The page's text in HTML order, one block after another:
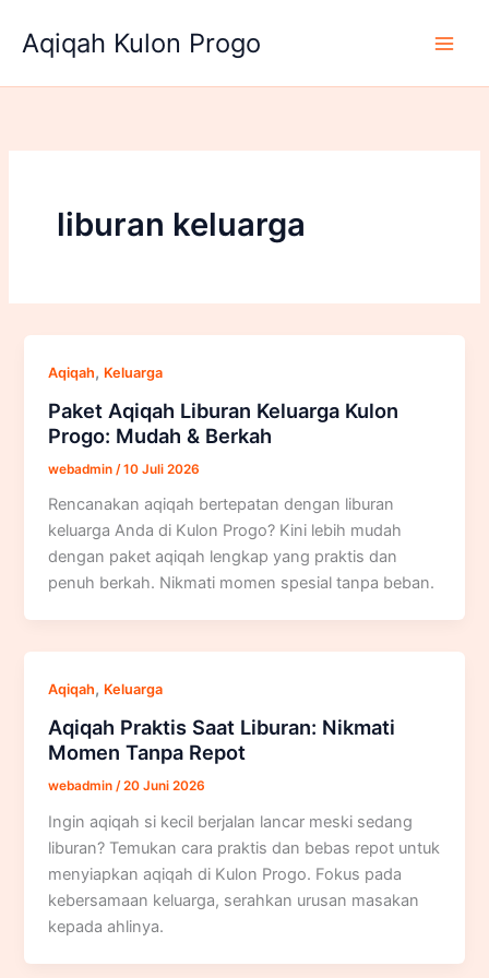
konten
Aqiqah Kulon Progo
liburan keluarga
Aqiqah, Keluarga
Paket Aqiqah Liburan Keluarga Kulon
Progo: Mudah & Berkah
webadmin /10 Juli 2026
Rencanakan aqiqah bertepatan dengan liburan
keluarga Anda di Kulon Progo? Kini lebih mudah
dengan paket aqiqah lengkap yang praktis dan
penuh berkah. Nikmati momen spesial tanpa beban.
Aqiqah, Keluarga
Aqiqah Praktis Saat Liburan: Nikmati
Momen Tanpa Repot
webadmin/20 Juni 2026
Ingin aqiqah si kecil berjalan lancar meski sedang
liburan? Temukan cara praktis dan bebas repot untuk
menyiapkan aqiqah di Kulon Progo. Fokus pada
kebersamaan keluarga, serahkan urusan masakan
kepada ahlinya.